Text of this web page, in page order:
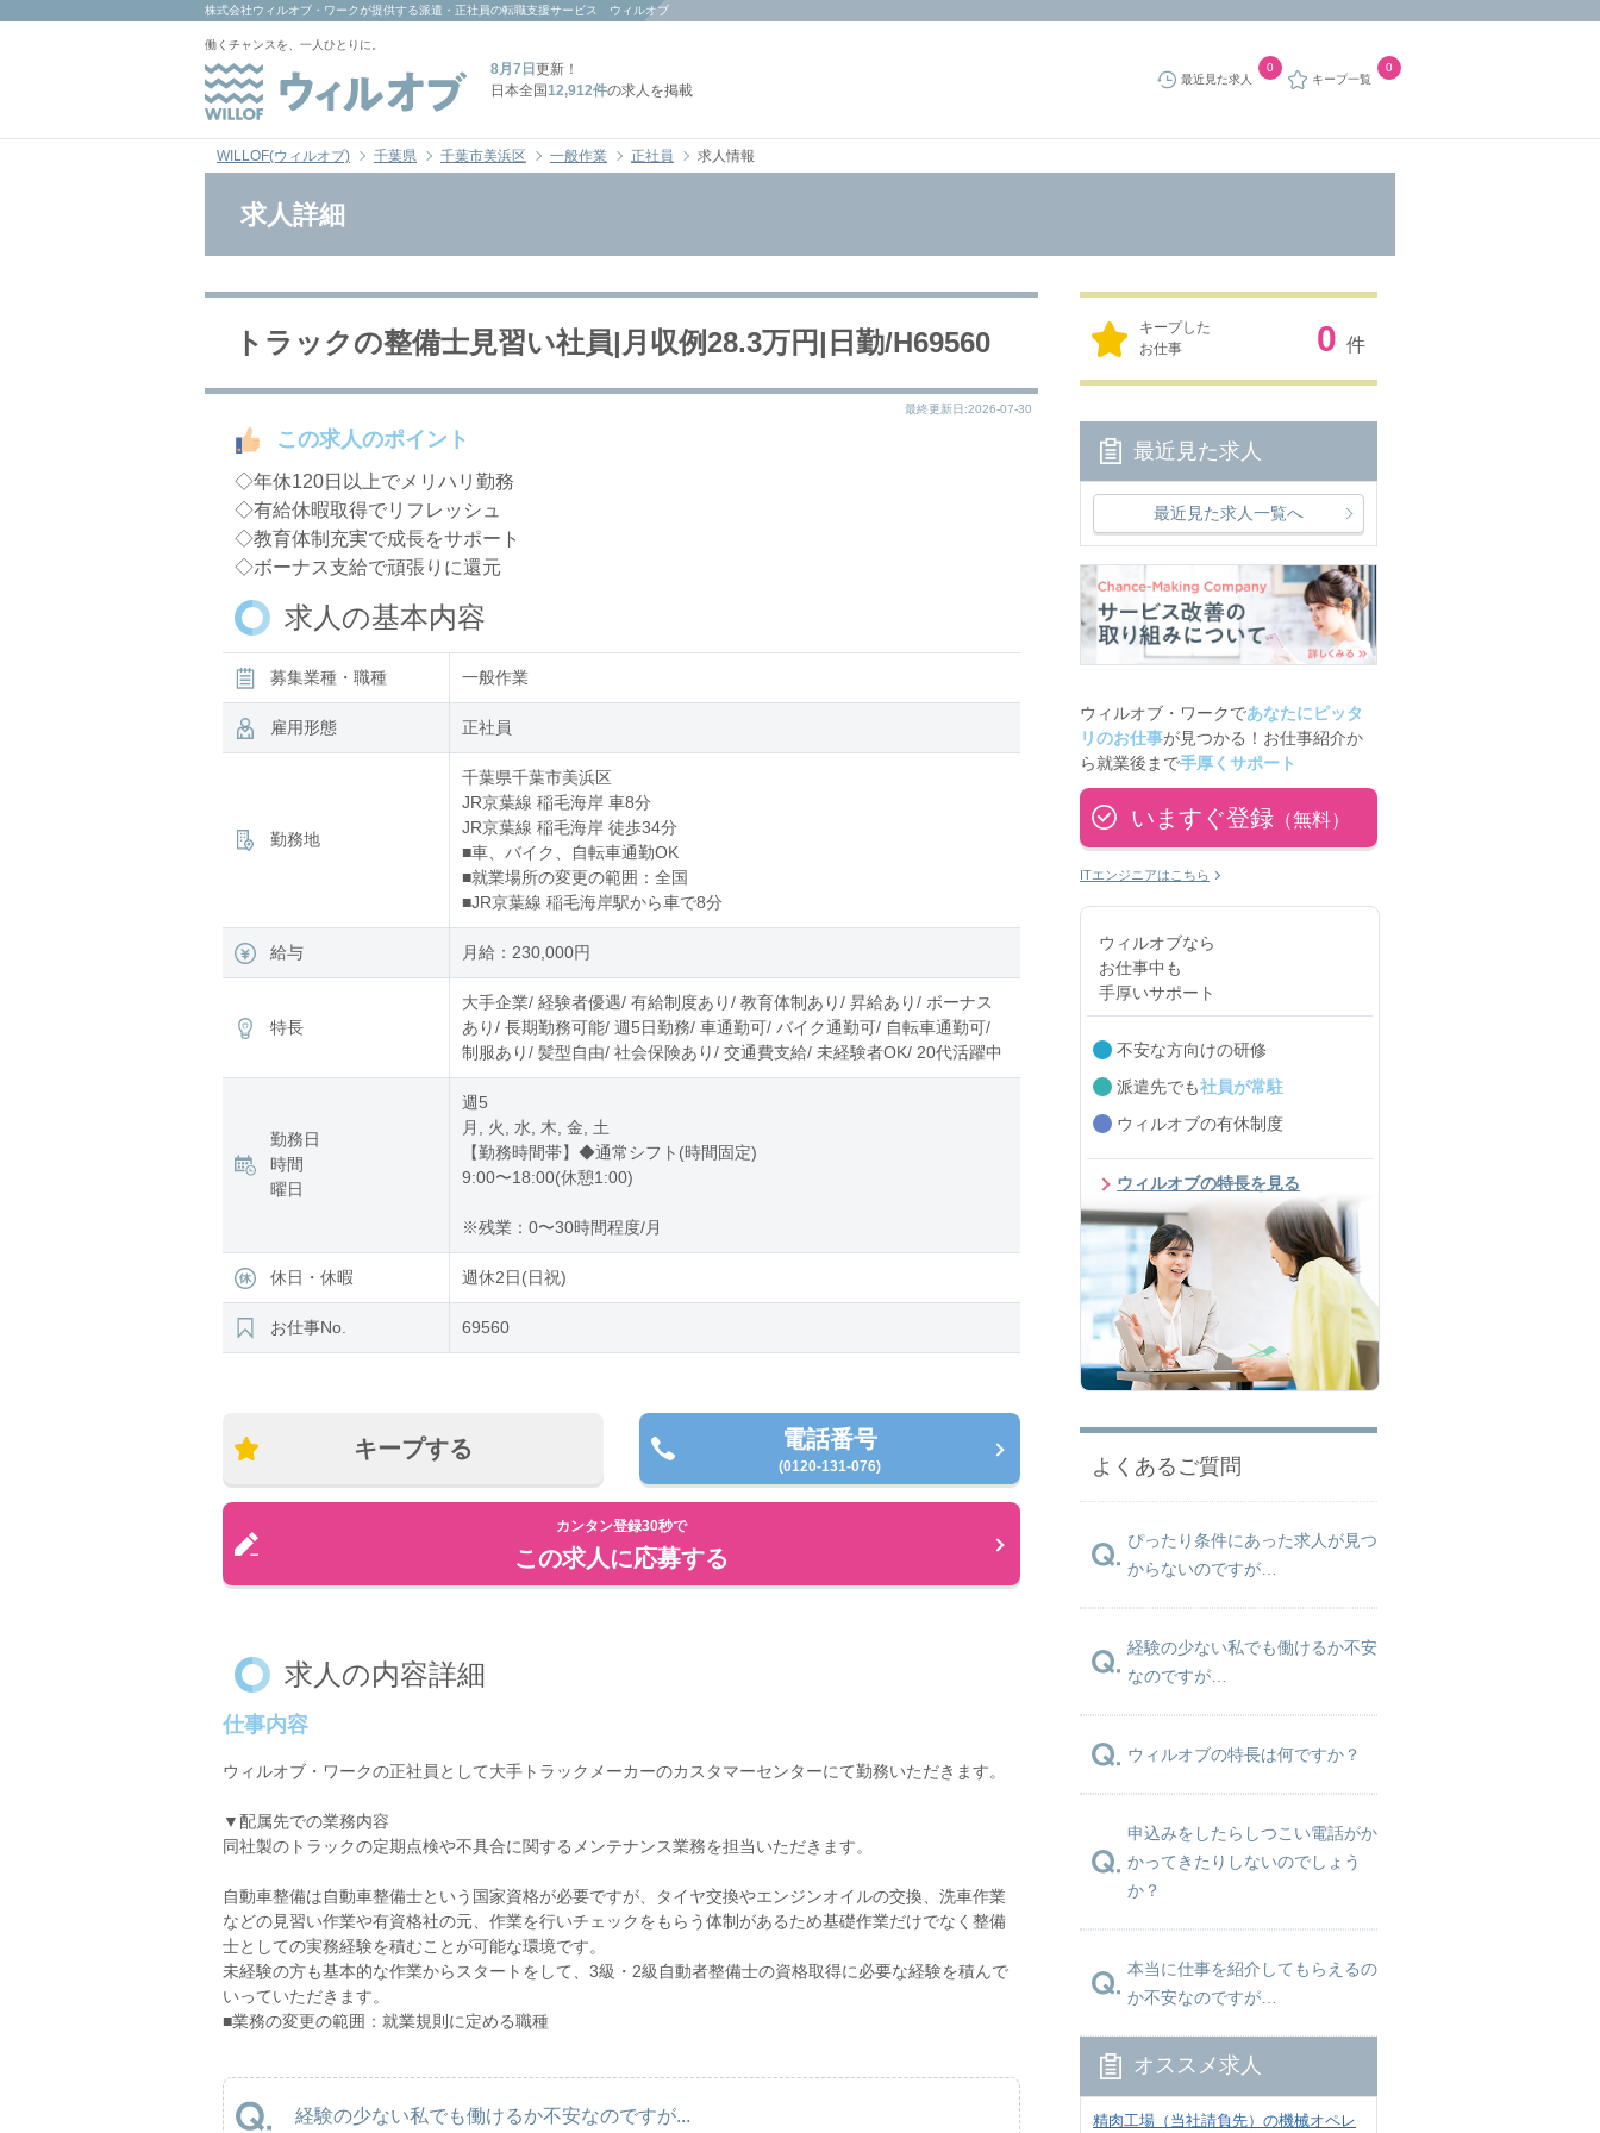
株式会社ウィルオブ・ワーク が提供する派遣・正社員の転職支援サービス ウィルオブ
働くチャンスを、一人ひとりに。
8月7日 更新！
日本全国12,912件の求人を掲載
最近見た求人
0
キープ一覧
0
WILLOF(ウィルオブ) 千葉県 千葉市美浜区 一般作業 正社員 求人情報
求人詳細
トラックの整備士見習い社員|月収例28.3万円|日勤/H69560
最終更新日:2026-07-30
この求人のポイント
◇年休120日以上でメリハリ勤務
◇有給休暇取得でリフレッシュ
◇教育体制充実で成長をサポート
◇ボーナス支給で頑張りに還元
求人の基本内容
募集業種・職種 一般作業
雇用形態 正社員
勤務地
千葉県千葉市美浜区
JR京葉線 稲毛海岸 車8分
JR京葉線 稲毛海岸 徒歩34分
■車、バイク、自転車通勤OK
■就業場所の変更の範囲：全国
■JR京葉線 稲毛海岸駅から車で8分
給与 月給：230,000円
特長
大手企業/ 経験者優遇/ 有給制度あり/ 教育体制あり/ 昇給あり/ ボーナス
あり/ 長期勤務可能/ 週5日勤務/ 車通勤可/ バイク通勤可/ 自転車通勤可/
制服あり/ 髪型自由/ 社会保険あり/ 交通費支給/ 未経験者OK/ 20代活躍中
勤務日
時間
曜日
週5
月, 火, 水, 木, 金, 土
【勤務時間帯】◆通常シフト(時間固定)
9:00〜18:00(休憩1:00)
※残業：0〜30時間程度/月
休日・休暇 週休2日(日祝)
お仕事No. 69560
キープする 電話番号
(0120-131-076)
カンタン登録30秒で
この求人に応募する
求人の内容詳細
仕事内容
ウィルオブ・ワークの正社員として大手トラックメーカーのカスタマーセンターにて勤務いただきます。
▼配属先での業務内容
同社製のトラックの定期点検や不具合に関するメンテナンス業務を担当いただきます。
自動車整備は自動車整備士という国家資格が必要ですが、タイヤ交換やエンジンオイルの交換、洗車作業
などの見習い作業や有資格社の元、作業を行いチェックをもらう体制があるため基礎作業だけでなく整備
士としての実務経験を積むことが可能な環境です。
未経験の方も基本的な作業からスタートをして、3級・2級自動者整備士の資格取得に必要な経験を積んで
いっていただきます。
■業務の変更の範囲：就業規則に定める職種
経験の少ない私でも働けるか不安なのですが...
キープした
お仕事
0 件
最近見た求人
最近見た求人一覧へ
ウィルオブ・ワークであなたにピッタ
リのお仕事が見つかる！お仕事紹介か
ら就業後まで手厚くサポート
いますぐ登録 （無料）
ITエンジニアはこちら
ウィルオブなら
お仕事中も
手厚いサポート
不安な方向けの研修
派遣先でも社員が常駐
ウィルオブの有休制度
ウィルオブの特長を見る
よくあるご質問
ぴったり条件にあった求人が見つ
からないのですが…
経験の少ない私でも働けるか不安
なのですが…
ウィルオブの特長は何ですか？
申込みをしたらしつこい電話がか
かってきたりしないのでしょう
か？
本当に仕事を紹介してもらえるの
か不安なのですが…
オススメ求人
精肉工場（当社請負先）の機械オペレ